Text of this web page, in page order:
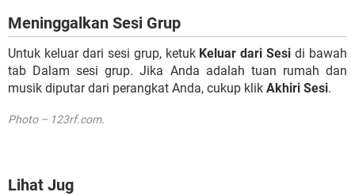
Meninggalkan Sesi Grup
Untuk keluar dari sesi grup, ketuk Keluar dari Sesi di bawah
tab Dalam sesi grup. Jika Anda adalah tuan rumah dan
musik diputar dari perangkat Anda, cukup klik Akhiri Sesi.
Photo – 123rf.com.
Lihat Jug